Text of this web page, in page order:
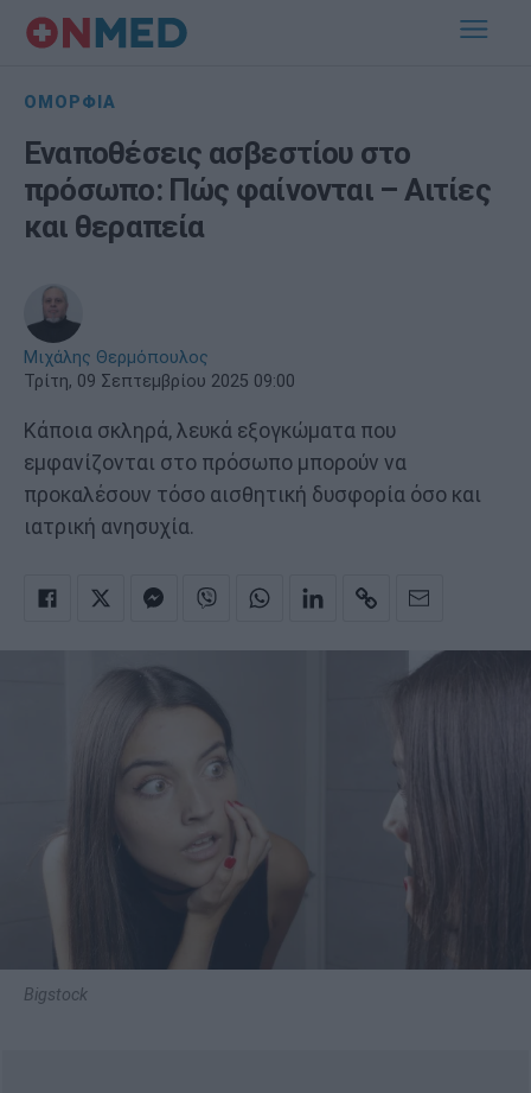
ΟΜΟΡΦΙΑ
Εναποθέσεις ασβεστίου στο
πρόσωπο: Πώς φαίνονται – Αιτίες
και θεραπεία
Μιχάλης Θερμόπουλος
Τρίτη, 09 Σεπτεμβρίου 2025 09:00
Κάποια σκληρά, λευκά εξογκώματα που
εμφανίζονται στο πρόσωπο μπορούν να
προκαλέσουν τόσο αισθητική δυσφορία όσο και
ιατρική ανησυχία.
Bigstock